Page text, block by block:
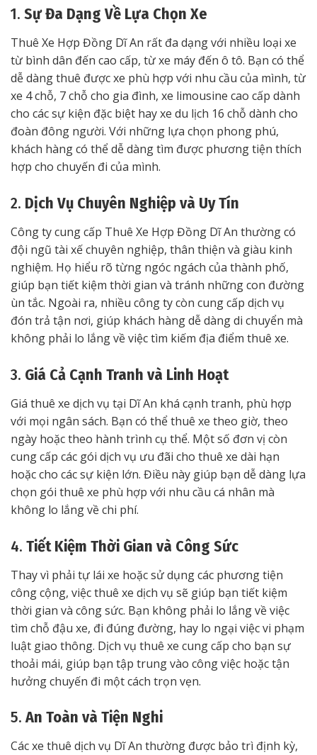
1. Sự Đa Dạng Về Lựa Chọn Xe
Thuê Xe Hợp Đồng Dĩ An rất đa dạng với nhiều loại xe
từ bình dân đến cao cấp, từ xe máy đến ô tô. Bạn có thể
dễ dàng thuê được xe phù hợp với nhu cầu của mình, từ
xe 4 chỗ, 7 chỗ cho gia đình, xe limousine cao cấp dành
cho các sự kiện đặc biệt hay xe du lịch 16 chỗ dành cho
đoàn đông người. Với những lựa chọn phong phú,
khách hàng có thể dễ dàng tìm được phương tiện thích
hợp cho chuyến đi của mình.
2. Dịch Vụ Chuyên Nghiệp và Uy Tín
Công ty cung cấp Thuê Xe Hợp Đồng Dĩ An thường có
đội ngũ tài xế chuyên nghiệp, thân thiện và giàu kinh
nghiệm. Họ hiểu rõ từng ngóc ngách của thành phố,
giúp bạn tiết kiệm thời gian và tránh những con đường
ùn tắc. Ngoài ra, nhiều công ty còn cung cấp dịch vụ
đón trả tận nơi, giúp khách hàng dễ dàng di chuyển mà
không phải lo lắng về việc tìm kiếm địa điểm thuê xe.
3. Giá Cả Cạnh Tranh và Linh Hoạt
Giá thuê xe dịch vụ tại Dĩ An khá cạnh tranh, phù hợp
với mọi ngân sách. Bạn có thể thuê xe theo giờ, theo
ngày hoặc theo hành trình cụ thể. Một số đơn vị còn
cung cấp các gói dịch vụ ưu đãi cho thuê xe dài hạn
hoặc cho các sự kiện lớn. Điều này giúp bạn dễ dàng lựa
chọn gói thuê xe phù hợp với nhu cầu cá nhân mà
không lo lắng về chi phí.
4. Tiết Kiệm Thời Gian và Công Sức
Thay vì phải tự lái xe hoặc sử dụng các phương tiện
công cộng, việc thuê xe dịch vụ sẽ giúp bạn tiết kiệm
thời gian và công sức. Bạn không phải lo lắng về việc
tìm chỗ đậu xe, đi đúng đường, hay lo ngại việc vi phạm
luật giao thông. Dịch vụ thuê xe cung cấp cho bạn sự
thoải mái, giúp bạn tập trung vào công việc hoặc tận
hưởng chuyến đi một cách trọn vẹn.
5. An Toàn và Tiện Nghi
Các xe thuê dịch vụ Dĩ An thường được bảo trì định kỳ,